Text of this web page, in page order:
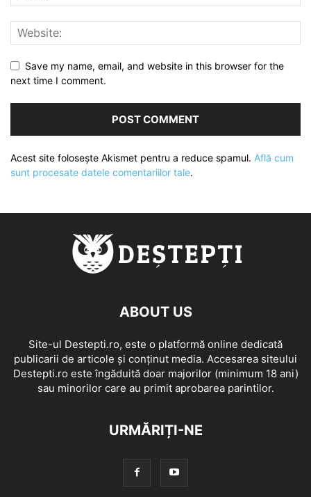
Save my name, email, and website in this browser for the
next time I comment.
Acest site folosește Akismet pentru a reduce spamul. Află cum
sunt procesate datele comentariilor tale.
ABOUT US
Site-ul Destepti.ro, este o platformă online dedicată
publicarii de articole și conținut media. Accesarea siteului
Destepti.ro este îngăduită doar majorilor (minimum 18 ani)
sau minorilor care au primit aprobarea parintilor.
URMĂRIȚI-NE